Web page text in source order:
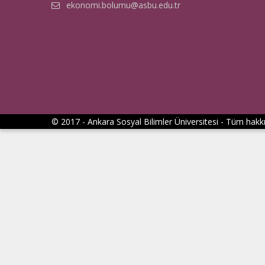
ekonomi.bolumu@asbu.edu.tr
© 2017 - Ankara Sosyal Bilimler Üniversitesi - Tüm hakkı